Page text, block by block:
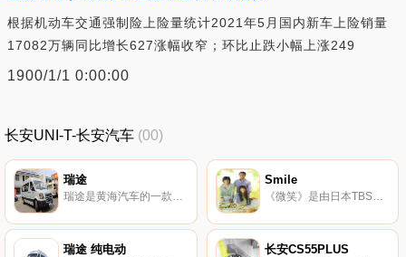
根据机动车交通强制险上险量统计2021年5月国内新车上险销量
17082万辆同比增长627涨幅收窄；环比止跌小幅上涨249
1900/1/1 0:00:00
长安UNI-T-长安汽车 (00)
瑞途
瑞途是黄海汽车的一款轻客车型。
Smile
《微笑》是由日本TBS电视台制作并播出的11集剧情电视剧，由石井康晴、坪井敏雄导演，宅间孝行编剧，
瑞途 纯电动 长安CS55PLUS